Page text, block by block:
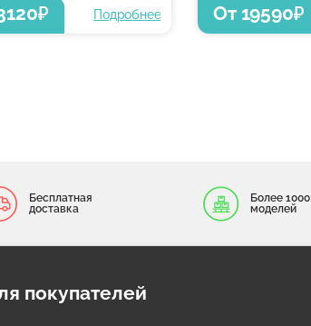
₽ Подробнее От 19590₽
Бесплатная
доставка
Более 1000
моделей
покупателей